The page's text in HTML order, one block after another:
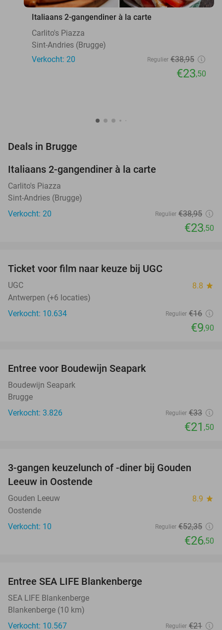
Italiaans 2-gangendiner à la carte
Carlito's Piazza
Sint-Andries (Brugge)
Verkocht: 20
Regulier €38,95
€23,50
Deals in Brugge
Italiaans 2-gangendiner à la carte
Carlito's Piazza
Sint-Andries (Brugge)
Verkocht: 20
Regulier €38,95
€23,50
TODAY
Ticket voor film naar keuze bij UGC
UGC 8.8 star
Antwerpen (+6 locaties)
Verkocht: 10.634
Regulier €16
€9,90
Entree voor Boudewijn Seapark
Boudewijn Seapark
Brugge
Verkocht: 3.826
Regulier €33
€21 ,50
NEW
TODAY
3-gangen keuzelunch of -diner bij Gouden
Leeuw in Oostende
Gouden Leeuw 8.9 star
Oostende
Verkocht: 10
Regulier €52,35
€26,50
Entree SEA LIFE Blankenberge
SEA LIFE Blankenberge
Blankenberge (10 km)
Verkocht: 10.567
Regulier €21